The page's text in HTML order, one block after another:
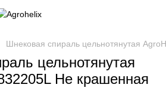
Шнековая спираль цельнотянутая
цельнотянутая
Не крашенная